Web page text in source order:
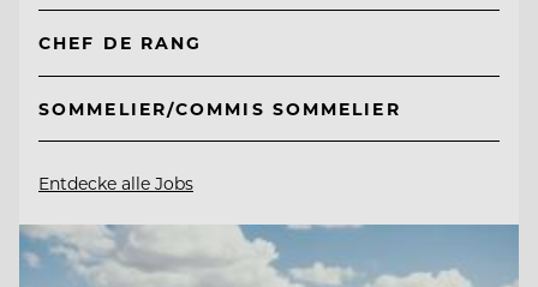
CHEF DE RANG
SOMMELIER/COMMIS SOMMELIER
Entdecke alle Jobs